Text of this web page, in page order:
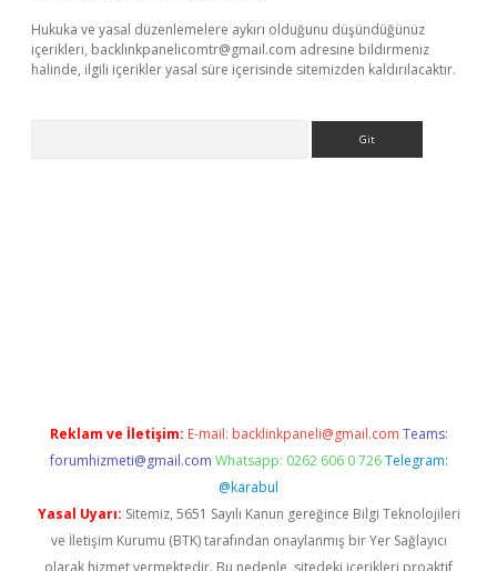
Hukuka ve yasal düzenlemelere aykırı olduğunu düşündüğünüz
içerikleri, backlinkpanelicomtr@gmail.com adresine bildirmeniz
halinde, ilgili içerikler yasal süre içerisinde sitemizden kaldırılacaktır.
Reklam ve İletişim: E-mail: backlinkpaneli@gmail.com Teams:
forumhizmeti@gmail.com Whatsapp: 0262 606 0 726 Telegram:
@karabul
Yasal Uyarı: Sitemiz, 5651 Sayılı Kanun gereğince Bilgi Teknolojileri
ve İletişim Kurumu (BTK) tarafından onaylanmış bir Yer Sağlayıcı
olarak hizmet vermektedir. Bu nedenle, sitedeki içerikleri proaktif